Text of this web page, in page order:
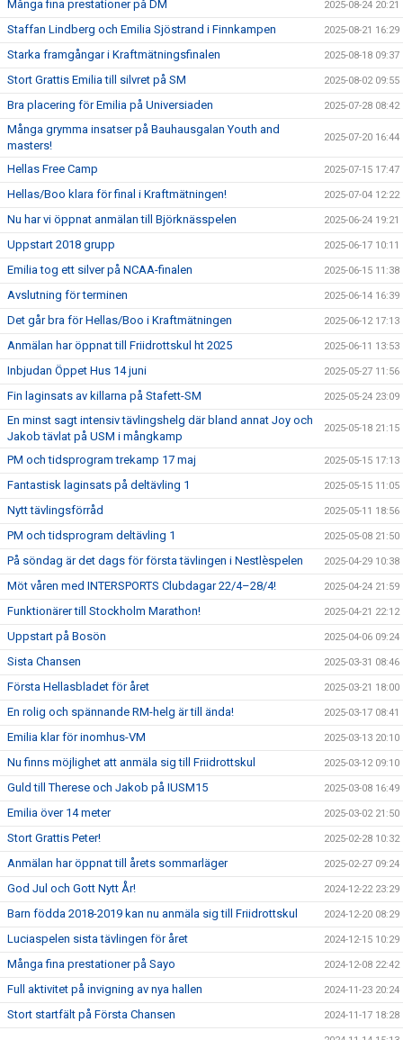
Många fina prestationer på DM 2025-08-24 20:21
Staffan Lindberg och Emilia Sjöstrand i Finnkampen 2025-08-21 16:29
Starka framgångar i Kraftmätningsfinalen 2025-08-18 09:37
Stort Grattis Emilia till silvret på SM 2025-08-02 09:55
Bra placering för Emilia på Universiaden 2025-07-28 08:42
Många grymma insatser på Bauhausgalan Youth and
masters!
2025-07-20 16:44
Hellas Free Camp 2025-07-15 17:47
Hellas/Boo klara för final i Kraftmätningen! 2025-07-04 12:22
Nu har vi öppnat anmälan till Björknässpelen 2025-06-24 19:21
Uppstart 2018 grupp 2025-06-17 10:11
Emilia tog ett silver på NCAA-finalen 2025-06-15 11:38
Avslutning för terminen 2025-06-14 16:39
Det går bra för Hellas/Boo i Kraftmätningen 2025-06-12 17:13
Anmälan har öppnat till Friidrottskul ht 2025 2025-06-11 13:53
Inbjudan Öppet Hus 14 juni 2025-05-27 11:56
Fin laginsats av killarna på Stafett-SM 2025-05-24 23:09
En minst sagt intensiv tävlingshelg där bland annat Joy och
Jakob tävlat på USM i mångkamp
2025-05-18 21:15
PM och tidsprogram trekamp 17 maj 2025-05-15 17:13
Fantastisk laginsats på deltävling 1 2025-05-15 11:05
Nytt tävlingsförråd 2025-05-11 18:56
PM och tidsprogram deltävling 1 2025-05-08 21:50
På söndag är det dags för första tävlingen i Nestlèspelen 2025-04-29 10:38
Möt våren med INTERSPORTS Clubdagar 22/4–28/4! 2025-04-24 21:59
Funktionärer till Stockholm Marathon! 2025-04-21 22:12
Uppstart på Bosön 2025-04-06 09:24
Sista Chansen 2025-03-31 08:46
Första Hellasbladet för året 2025-03-21 18:00
En rolig och spännande RM-helg är till ända! 2025-03-17 08:41
Emilia klar för inomhus-VM 2025-03-13 20:10
Nu finns möjlighet att anmäla sig till Friidrottskul 2025-03-12 09:10
Guld till Therese och Jakob på IUSM15 2025-03-08 16:49
Emilia över 14 meter 2025-03-02 21:50
Stort Grattis Peter! 2025-02-28 10:32
Anmälan har öppnat till årets sommarläger 2025-02-27 09:24
God Jul och Gott Nytt År! 2024-12-22 23:29
Barn födda 2018-2019 kan nu anmäla sig till Friidrottskul 2024-12-20 08:29
Luciaspelen sista tävlingen för året 2024-12-15 10:29
Många fina prestationer på Sayo 2024-12-08 22:42
Full aktivitet på invigning av nya hallen 2024-11-23 20:24
Stort startfält på Första Chansen 2024-11-17 18:28